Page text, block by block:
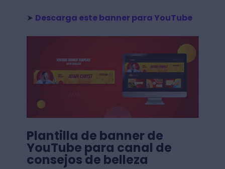
➤ Descarga este banner para YouTube
Plantilla de banner de
YouTube para canal de
consejos de belleza